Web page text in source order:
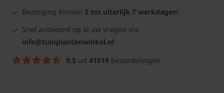
Bezorging binnen 2 tot uiterlijk 7 werkdagen!
Snel antwoord op al uw vragen via:
info@tuinplantenwinkel.nl
9.5 uit 41019 beoordelingen